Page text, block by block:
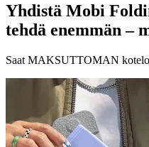
Yhdistä Mobi
tehdä enemmän –
Saat MAKSUTTOMAN